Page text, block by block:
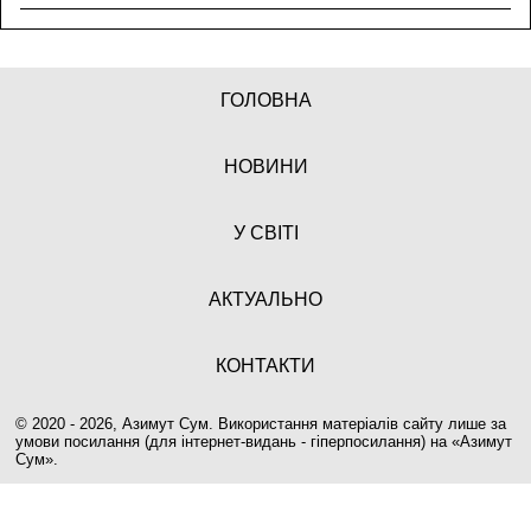
ГОЛОВНА
НОВИНИ
У СВІТІ
АКТУАЛЬНО
КОНТАКТИ
© 2020 - 2026, Азимут Сум. Використання матеріалів сайту лише за
умови посилання (для інтернет-видань - гіперпосилання) на «Азимут
Сум».